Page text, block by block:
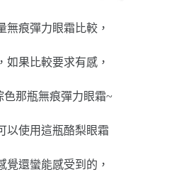
無痕彈力眼霜比較，
如果比較要求有感，
那瓶無痕彈力眼霜~
以使用這瓶酪梨眼霜
覺還蠻能感受到的，